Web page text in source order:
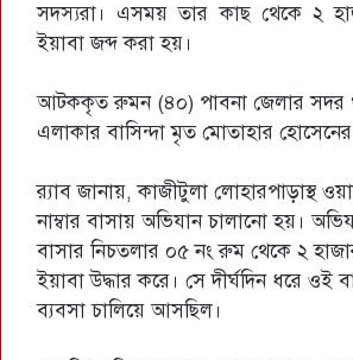
সদস্যরা। এসময় তার কাছ থেকে ২
ইয়াবা জব্দ করা হয়।
আটককৃত রুমন (৪০) পাবনা জেলার সদর
এলাকার বাসিন্দা মৃত মোতাহার হোসেনের
র‌্যাব জানায়, কাজীটুলা লোহারপাড়াস্থ
নাম্বার বাসায় অভিযান চালানো হয়।
বাসার নিচতলার ০৫ নং রুম থেকে ২
ইয়াবা উদ্ধার করে। সে দীর্ঘদিন ধরে ওই
ব্যবসা চালিয়ে আসছিল।